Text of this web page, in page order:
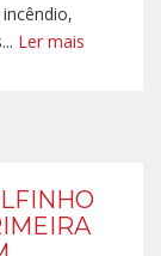
Ler mais